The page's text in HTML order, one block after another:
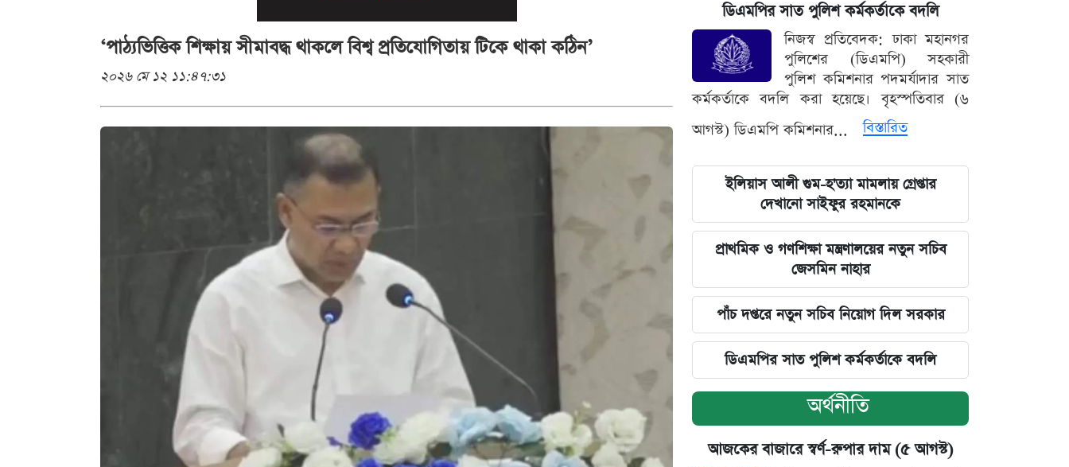
‘পাঠ্যভিত্তিক শিক্ষায় সীমাবদ্ধ থাকলে বিশ্ব প্রতিযোগিতায় টিকে থাকা কঠিন’
২০২৬ মে ১২ ১১:৪৭:৩১
ডিএমপির সাত পুলিশ কর্মকর্তাকে বদলি
নিজস্ব প্রতিবেদক: ঢাকা মহানগর
পুলিশের (ডিএমপি) সহকারী
পুলিশ কমিশনার পদমর্যাদার সাত
কর্মকর্তাকে বদলি করা হয়েছে। বৃহস্পতিবার (৬
আগস্ট) ডিএমপি কমিশনার...
বিস্তারিত
ইলিয়াস আলী গুম-হ'ত্যা মামলায় গ্রেপ্তার
দেখানো সাইফুর রহমানকে
প্রাথমিক ও গণশিক্ষা মন্ত্রণালয়ের নতুন সচিব
জেসমিন নাহার
পাঁচ দপ্তরে নতুন সচিব নিয়োগ দিল সরকার
ডিএমপির সাত পুলিশ কর্মকর্তাকে বদলি
অর্থনীতি
আজকের বাজারে স্বর্ণ-রুপার দাম (৫ আগস্ট)